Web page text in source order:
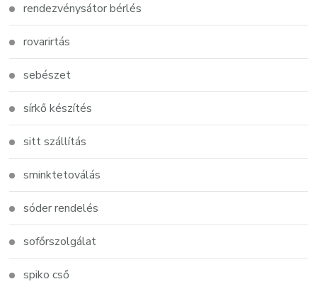
rendezvénysátor bérlés
rovarirtás
sebészet
sírkő készítés
sitt szállítás
sminktetoválás
sóder rendelés
sofőrszolgálat
spiko cső